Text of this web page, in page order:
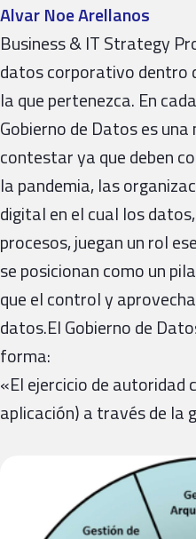
Alvar Noe Arellanos
Business & IT Strategy
datos corporativo dentro
la que pertenezca. En
Gobierno de Datos es
contestar ya que deben
la pandemia, las
digital en el cual los
procesos, juegan un rol
se posicionan como un
que el control y
datos.El Gobierno de
forma:
«El ejercicio de
aplicación) a través de la